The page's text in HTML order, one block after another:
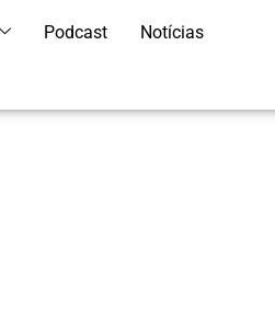
Podcast Notícias